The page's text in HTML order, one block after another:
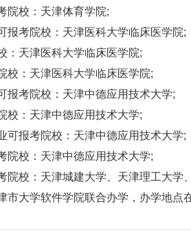
校：天津体育学院;
考院校：天津医科大学临床医学院;
天津医科大学临床医学院;
：天津医科大学临床医学院;
考院校：天津中德应用技术大学;
：天津中德应用技术大学;
报考院校：天津中德应用技术大学;
校：天津中德应用技术大学;
校：天津城建大学、天津理工大学
市大学软件学院联合办学，办学地点